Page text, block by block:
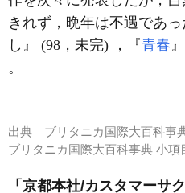
きれず，晩年は不遇であ
し』 (98，未完) ，『青春
。
出典 ブリタニカ国際大百科事
ブリタニカ国際大百科事典 小
「京都本社/カスタマーサ